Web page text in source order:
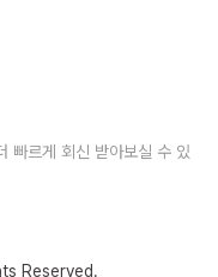
빠르게 회신 받아보실 수 있
Reserved.